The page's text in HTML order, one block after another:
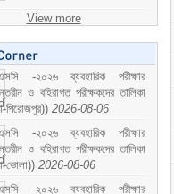
View more
-২০২৬ ব্যবহারিক পরীক্ষার
ও বহিরাগত পরীক্ষকদের তালিকা
পিরোজপুর)) 2026-08-06
-২০২৬ ব্যবহারিক পরীক্ষার
ও বহিরাগত পরীক্ষকদের তালিকা
ভোলা)) 2026-08-06
-২০২৬ ব্যবহারিক পরীক্ষার